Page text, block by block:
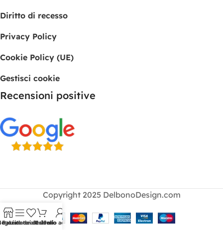
Diritto di recesso
Privacy Policy
Cookie Policy (UE)
Gestisci cookie
Recensioni positive
Copyright 2025 DelbonoDesign.com
Barra laterale
Lista dei desideri
Carrello
Il mio account